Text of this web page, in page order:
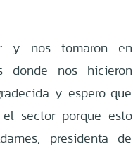
y nos tomaron en
donde nos hicieron
y espero que
sector porque esto
presidenta de